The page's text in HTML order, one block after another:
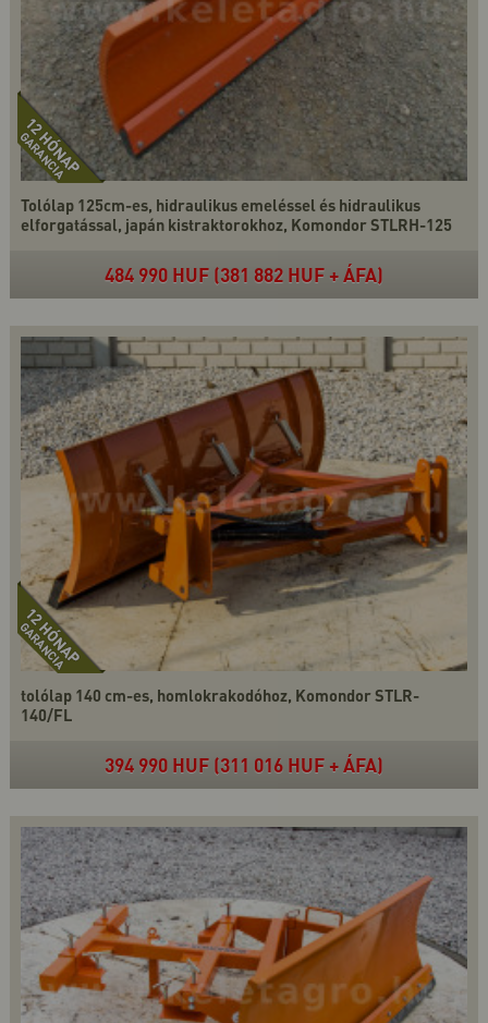
Tolólap 125cm-es, hidraulikus emeléssel és hidraulikus
elforgatással, japán kistraktorokhoz, Komondor STLRH-125
484 990 HUF (381 882 HUF + ÁFA)
tolólap 140 cm-es, homlokrakodóhoz, Komondor STLR-
140/FL
394 990 HUF (311 016 HUF + ÁFA)